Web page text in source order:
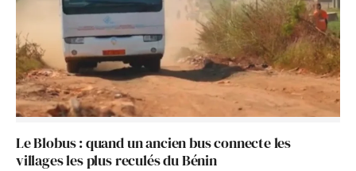
Le Blobus : quand un ancien bus connecte les
villages les plus reculés du Bénin